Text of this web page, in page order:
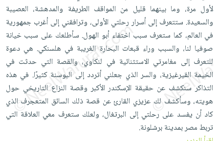
المطبخ
اكسسوارات
منزلية
اكسسوارات
ملابس
مطرزات
حقائب
حلي
عناية
بالذات
الاشتراكات
صندوق
القراءة
iKitab
بلا
حدود
بحث
متقدم
نيل
وفرات
عن
الشركة
سياسة
الشركة
حسابك
لائحة
الأمنيات
لأول مرة، وما بينهما قليل من المواقف الطريفة والمدهشة، العصيبة
والسعيدة. ستتعرف إلى أسرار رحلتي الأولى، وترافقني إلى أغرب جمهورية
في العالم، كما ستعرف سبب اختفاء أبو الهول. سأطلعك على سبب خيانة
صوفيا لنا، والسبب وراء قبعات البحارة الغريبة في هلسنكي. هي دعوة
للتعرف إلى مغامرتي الاستثنائية في لنكاوي، والقصة التي حدثت في
الخيمة القيرغيزية، والسر الذي جعلني أتردد إلى البوسنة كثيرًا. في هذه
التذاكر سنكشف عن حقيقة الإسكندر الأكبر وقصة النزاع التاريخي حول
هويته، وسأكشف لك عزيزي القارئ عن قصة ذلك السائق المتعجرف الذي
كاد أن يفسد على رحلتي إلى البرتغال، ولعلك ستعرف معي العلاقة التي
تربط مصر بمدينة برشلونة.